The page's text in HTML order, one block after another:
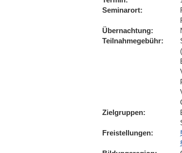
Seminarort
Übernachtung
Teilnahmegebühr
Zielgruppen
Freistellungen